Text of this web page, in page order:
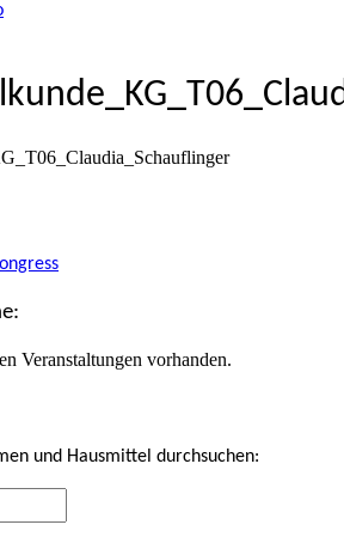
Veranstaltungen vorhanden.
und Hausmittel durchsuchen: